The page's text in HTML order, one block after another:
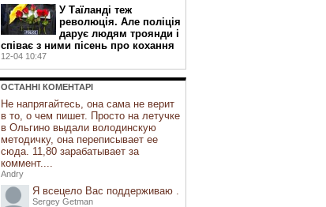
У Таїланді теж
революція. Але поліція
дарує людям троянди і
співає з ними пісень про кохання
12-04 10:47
ОСТАННI КОМЕНТАРI
Не напрягайтесь, она сама не верит
в то, о чем пишет. Просто на летучке
в Ольгино выдали володинскую
методичку, она переписывает ее
сюда. 11,80 зарабатывает за
коммент....
Andry
Я всецело Вас поддерживаю .
Sergey Getman